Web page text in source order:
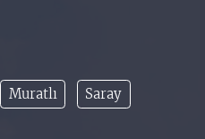
Muratlı Saray